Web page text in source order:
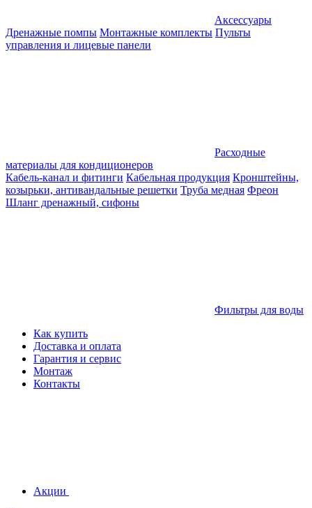
Аксессуары
Дренажные помпы Монтажные комплекты Пульты
управления и лицевые панели
Расходные
материалы для кондиционеров
Кабель-канал и фитинги Кабельная продукция Кронштейны,
козырьки, антивандальные решетки Труба медная Фреон
Шланг дренажный, сифоны
Фильтры для воды
Как купить
Доставка и оплата
Гарантия и сервис
Монтаж
Контакты
Акции